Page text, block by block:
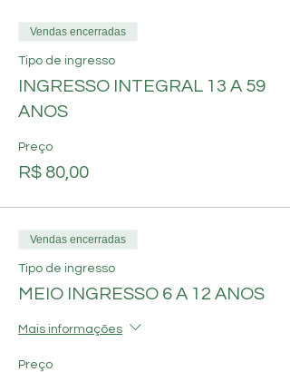
Vendas encerradas
Tipo de ingresso
INGRESSO INTEGRAL 13 A 59
ANOS
Preço
R$ 80,00
Vendas encerradas
Tipo de ingresso
MEIO INGRESSO 6 A 12 ANOS
Mais informações
Preço